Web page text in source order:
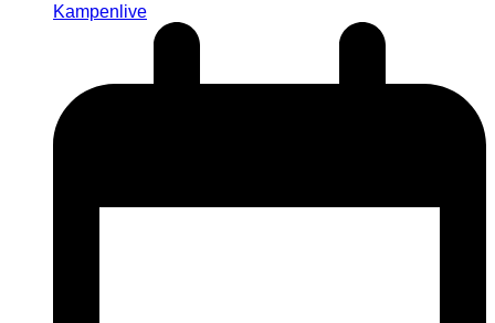
Kampenlive